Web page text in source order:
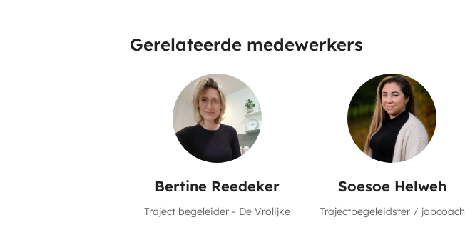
Gerelateerde medewerkers
Bertine Reedeker
Traject begeleider - De Vrolijke
Soesoe Helweh
Trajectbegeleidster / jobcoach